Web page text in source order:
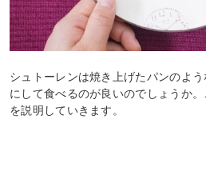
シュトーレンは焼き上げたパンのよ
にして食べるのが良いのでしょうか
を説明していきます。